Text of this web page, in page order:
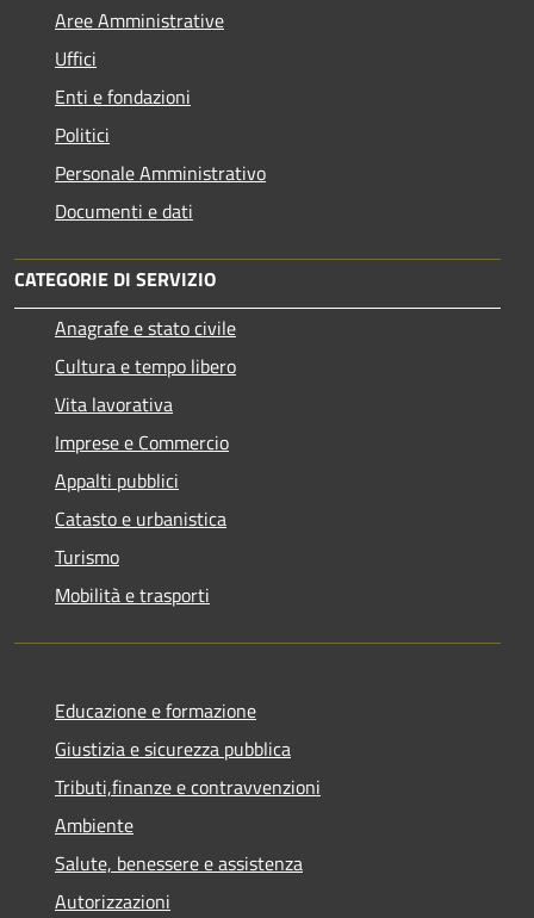
Aree Amministrative
Uffici
Enti e fondazioni
Politici
Personale Amministrativo
Documenti e dati
CATEGORIE DI SERVIZIO
Anagrafe e stato civile
Cultura e tempo libero
Vita lavorativa
Imprese e Commercio
Appalti pubblici
Catasto e urbanistica
Turismo
Mobilità e trasporti
Educazione e formazione
Giustizia e sicurezza pubblica
Tributi,finanze e contravvenzioni
Ambiente
Salute, benessere e assistenza
Autorizzazioni